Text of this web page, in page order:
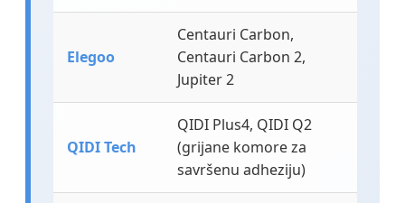
Elegoo
Centauri Carbon,
Centauri Carbon 2,
Jupiter 2
QIDI Tech
QIDI Plus4, QIDI Q2
(grijane komore za
savršenu adheziju)